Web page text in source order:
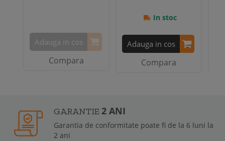
Adauga in cos
Compara
In stoc
Adauga in cos
Compara
GARANTIE 2 ANI
Garantia de conformitate poate fi de la 6 luni la
2 ani